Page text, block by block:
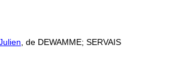
, de DEWAMME; SERVAIS